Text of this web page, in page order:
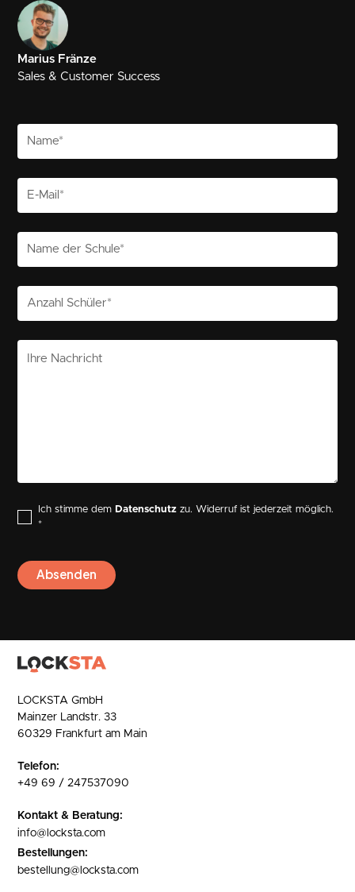
Marius Fränze
Sales & Customer Success
Ich stimme dem Datenschutz zu. Widerruf ist jederzeit möglich.
*
LOCKSTA GmbH
Mainzer Landstr. 33
60329 Frankfurt am Main
Telefon:
+49 69 / 247537090
Kontakt & Beratung:
info@locksta.com
Bestellungen:
bestellung@locksta.com